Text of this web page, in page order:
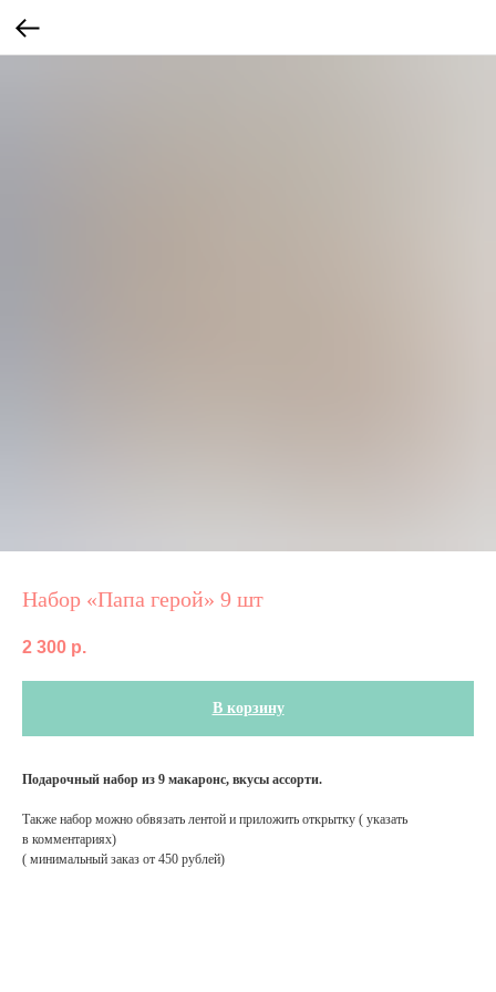
Набор «Папа герой» 9 шт
2 300 р.
В корзину
Подарочный набор из 9 макаронс, вкусы ассорти.
Также набор можно обвязать лентой и приложить открытку ( указать
в комментариях)
( минимальный заказ от 450 рублей)